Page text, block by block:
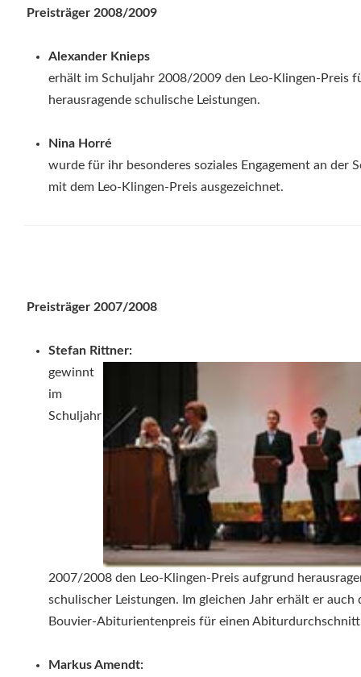
Preisträger 2008/2009
Alexander Knieps
erhält im Schuljahr 2008/2009 den Leo-Klingen-Preis
herausragende schulische Leistungen.
Nina Horré
wurde für ihr besonderes soziales Engagement an der
mit dem Leo-Klingen-Preis ausgezeichnet.
Preisträger 2007/2008
Stefan Rittner:
gewinnt
im
Schuljahr
2007/2008 den Leo-Klingen-Preis aufgrund
schulischer Leistungen. Im gleichen Jahr erhält er auch
Bouvier-Abiturientenpreis für einen
Markus Amendt: